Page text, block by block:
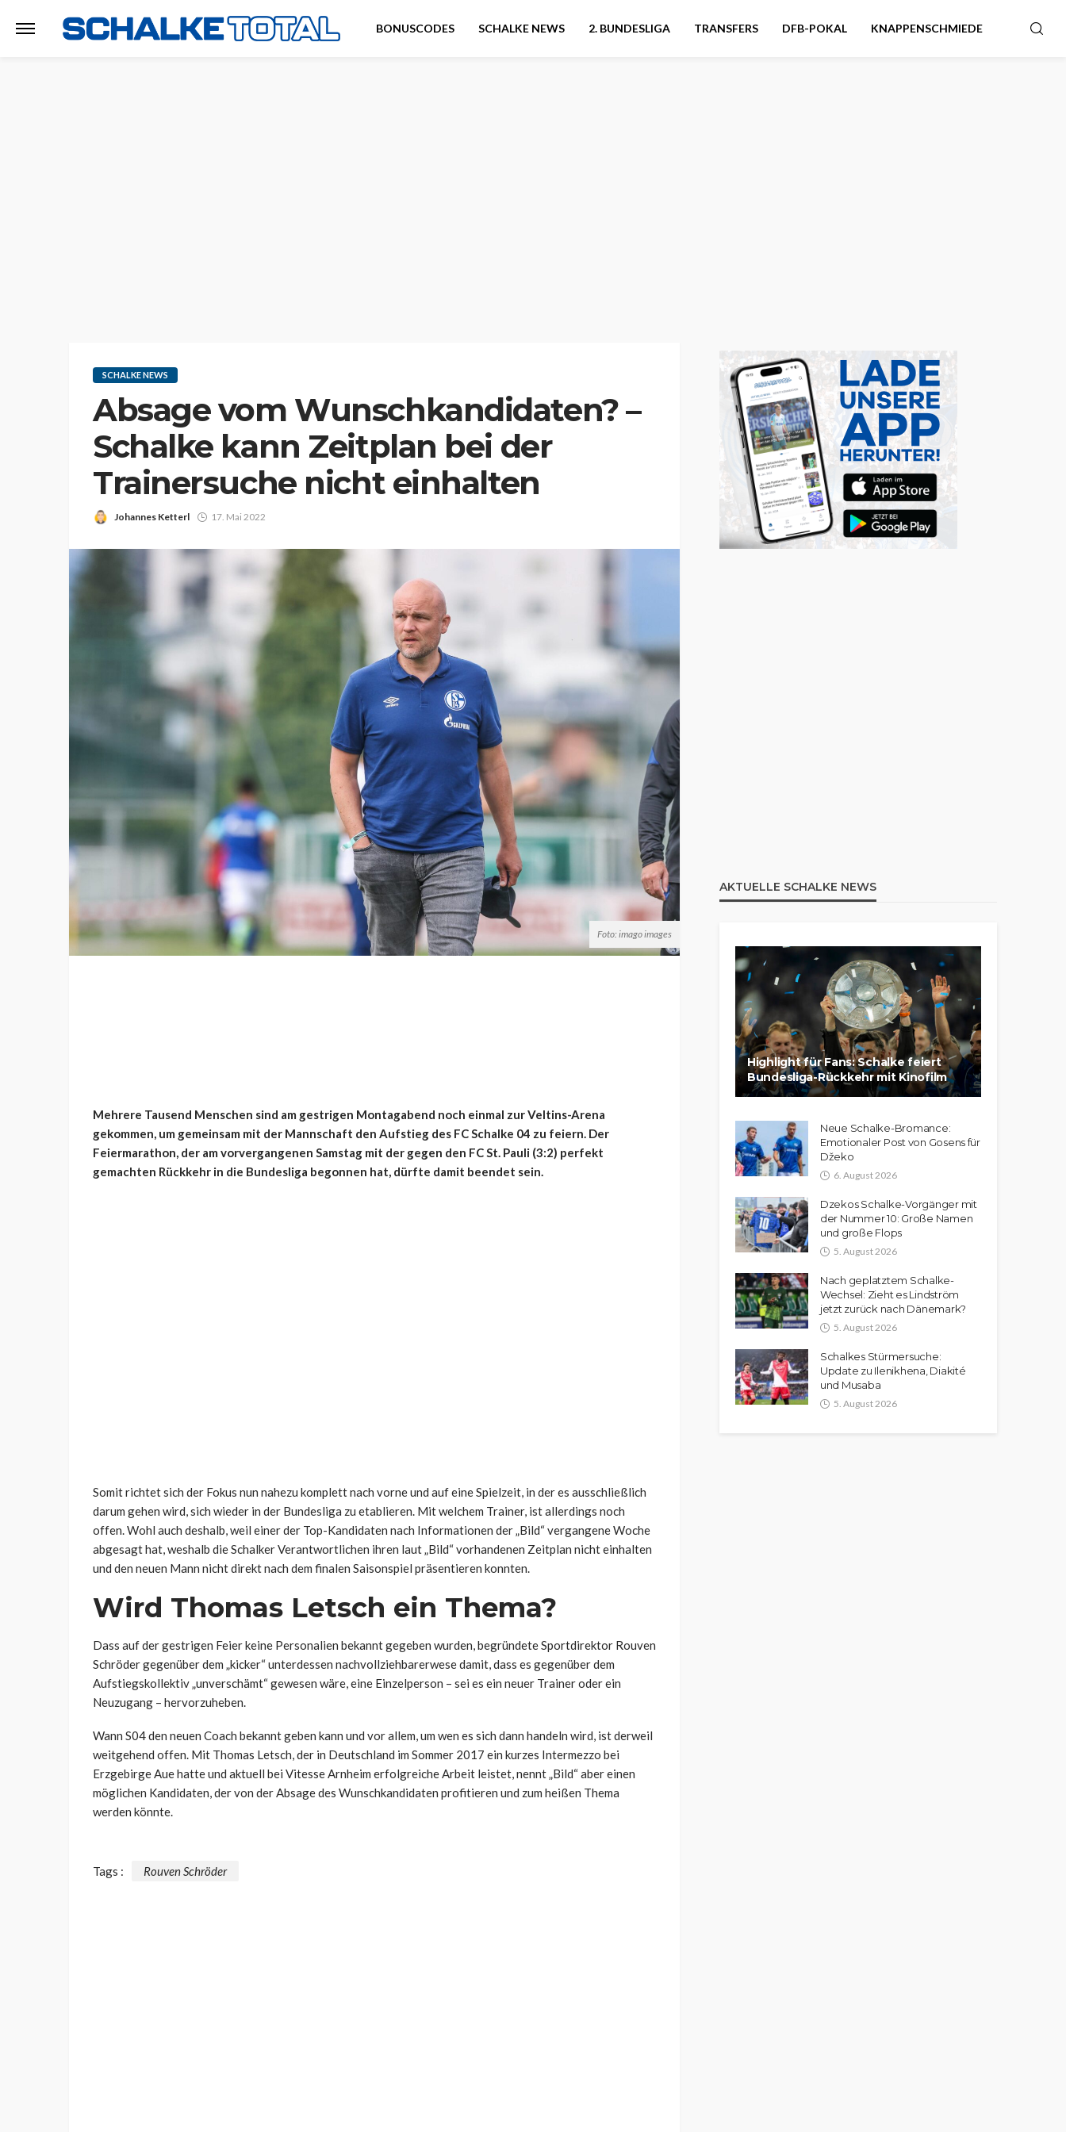
BONUSCODES SCHALKE NEWS 2. BUNDESLIGA TRANSFERS DFB-POKAL KNAPPENSCHMIEDE
SCHALKE NEWS
Absage vom Wunschkandidaten? –
Schalke kann Zeitplan bei der
Trainersuche nicht einhalten
Johannes Ketterl 17. Mai 2022
Foto: imago images
Mehrere Tausend Menschen sind am gestrigen Montagabend noch einmal zur Veltins-Arena
gekommen, um gemeinsam mit der Mannschaft den Aufstieg des FC Schalke 04 zu feiern. Der
Feiermarathon, der am vorvergangenen Samstag mit der gegen den FC St. Pauli (3:2) perfekt
gemachten Rückkehr in die Bundesliga begonnen hat, dürfte damit beendet sein.
Somit richtet sich der Fokus nun nahezu komplett nach vorne und auf eine Spielzeit, in der es ausschließlich
darum gehen wird, sich wieder in der Bundesliga zu etablieren. Mit welchem Trainer, ist allerdings noch
offen. Wohl auch deshalb, weil einer der Top-Kandidaten nach Informationen der „Bild“ vergangene Woche
abgesagt hat, weshalb die Schalker Verantwortlichen ihren laut „Bild“ vorhandenen Zeitplan nicht einhalten
und den neuen Mann nicht direkt nach dem finalen Saisonspiel präsentieren konnten.
Wird Thomas Letsch ein Thema?
Dass auf der gestrigen Feier keine Personalien bekannt gegeben wurden, begründete Sportdirektor Rouven
Schröder gegenüber dem „kicker“ unterdessen nachvollziehbarerwese damit, dass es gegenüber dem
Aufstiegskollektiv „unverschämt“ gewesen wäre, eine Einzelperson – sei es ein neuer Trainer oder ein
Neuzugang – hervorzuheben.
Wann S04 den neuen Coach bekannt geben kann und vor allem, um wen es sich dann handeln wird, ist derweil
weitgehend offen. Mit Thomas Letsch, der in Deutschland im Sommer 2017 ein kurzes Intermezzo bei
Erzgebirge Aue hatte und aktuell bei Vitesse Arnheim erfolgreiche Arbeit leistet, nennt „Bild“ aber einen
möglichen Kandidaten, der von der Absage des Wunschkandidaten profitieren und zum heißen Thema
werden könnte.
Tags : Rouven Schröder
AKTUELLE SCHALKE NEWS
Highlight für Fans: Schalke feiert
Bundesliga-Rückkehr mit Kinofilm
Neue Schalke-Bromance:
Emotionaler Post von Gosens für
Džeko
6. August 2026
Dzekos Schalke-Vorgänger mit
der Nummer 10: Große Namen
und große Flops
5. August 2026
Nach geplatztem Schalke-
Wechsel: Zieht es Lindström
jetzt zurück nach Dänemark?
5. August 2026
Schalkes Stürmersuche:
Update zu Ilenikhena, Diakité
und Musaba
5. August 2026